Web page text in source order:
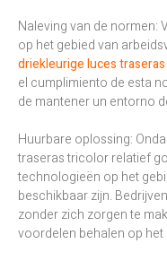
Naleving van de normen:
op het gebied van
driekleurige luces traseras
el cumplimiento de esta
de mantener un entorno
Huurbare oplossing:
traseras tricolor relatief
technologieën op het
beschikbaar zijn.
zonder zich zorgen te
voordelen behalen op het